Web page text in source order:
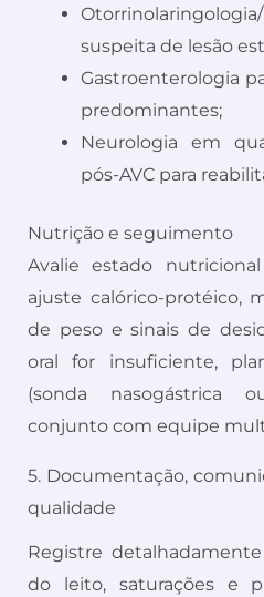
suspeita de lesão
Gastroenterologia
predominantes;
Neurologia em
pós-AVC para
Nutrição e seguimento
Avalie estado
ajuste calórico-protéico,
de peso e sinais de
oral for insuficiente,
(sonda nasogástrica
conjunto com equipe
5. Documentação,
qualidade
Registre
do leito, saturações e